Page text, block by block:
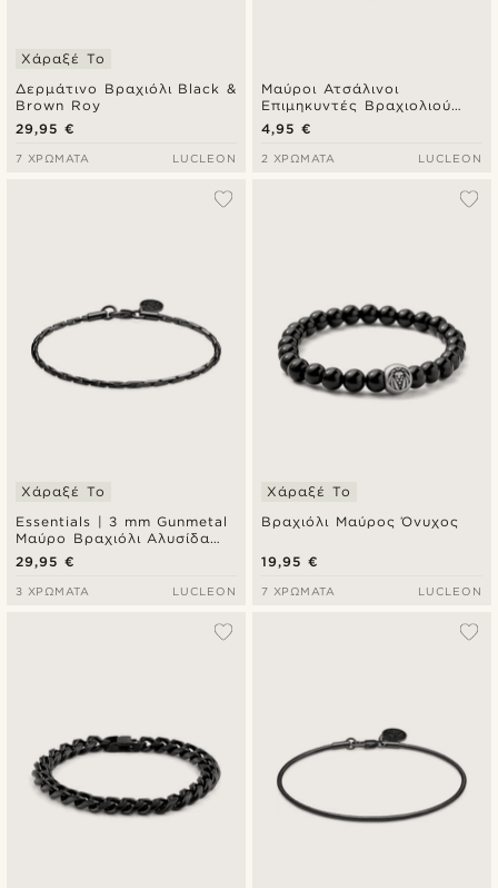
Δερμάτινο Βραχιόλι Black &
Brown Roy
Χάραξέ Το
29,95 €
7 ΧΡΏΜΑΤΑ LUCLEON
Μαύροι Ατσάλινοι
Επιμηκυντές Βραχιολιού
Roy
4,95 €
2 ΧΡΏΜΑΤΑ LUCLEON
Essentials | 3 mm Gunmetal
Μαύρο Βραχιόλι Αλυσίδα
Χεριού Ορθογώνιο Box
Chain
Χάραξέ Το
29,95 €
3 ΧΡΏΜΑΤΑ LUCLEON
Βραχιόλι Μαύρος Όνυχος
Χάραξέ Το
19,95 €
7 ΧΡΏΜΑΤΑ LUCLEON